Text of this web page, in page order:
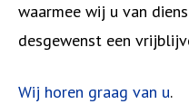
waarmee wij u van
desgewenst een
Wij horen graag van u.